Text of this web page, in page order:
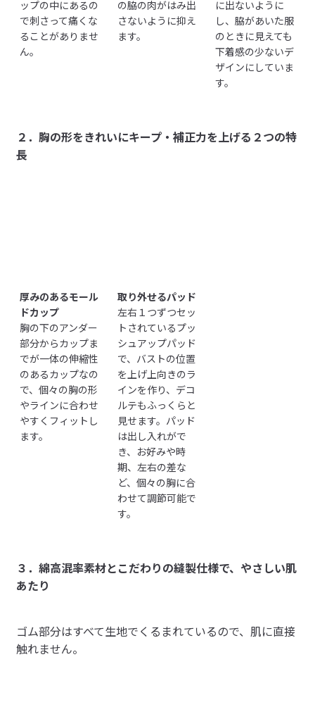
L 64.0
XL 70.0
XL＋ 70.0
ップの中にあるの
で刺さって痛くな
ることがありませ
ん。
の脇の肉がはみ出
さないように抑え
ます。
に出ないように
し、脇があいた服
のときに見えても
下着感の少ないデ
ザインにしていま
す。
２．胸の形をきれいにキープ・補正力を上げる２つの特
長
厚みのあるモール
ドカップ
胸の下のアンダー
部分からカップま
でが一体の伸縮性
のあるカップなの
で、個々の胸の形
やラインに合わせ
やすくフィットし
ます。
取り外せるパッド
左右１つずつセッ
トされているプッ
シュアップパッド
で、バストの位置
を上げ上向きのラ
インを作り、デコ
ルテもふっくらと
見せます。パッド
は出し入れがで
き、お好みや時
期、左右の差な
ど、個々の胸に合
わせて調節可能で
す。
３．綿高混率素材とこだわりの縫製仕様で、やさしい肌
あたり
ゴム部分はすべて生地でくるまれているので、肌に直接
触れません。